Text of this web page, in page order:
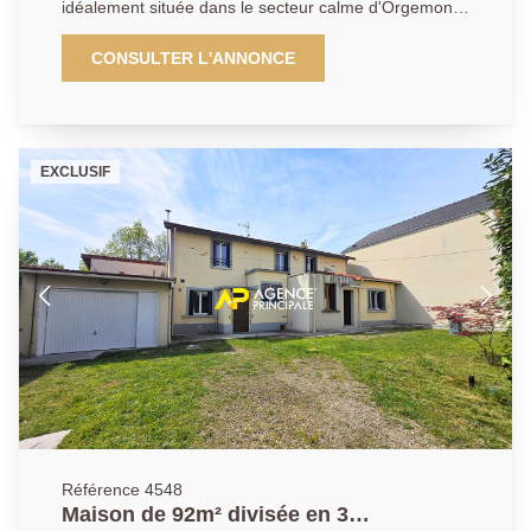
idéalement située dans le secteur calme d'Orgemont
à Argenteuil, à proximité de nombreux commerces
d'espaces verts et d'établissements scolaires . D'une
surface de 54 m², elle comprend 3 pièces dont 2
qu'une véranda de 13m². Le terrain de 198 m² offre
un extérieur agréable, avec une terrasse et un
stationnement extérieur pouvant accueillir 2 véhicules
Pour plus d'information n'hésitez pas à nous contacter
!!! AP:0134341212
CONSULTER L'ANNONCE
EXCLUSIF
Référence 4548
Maison de 92m² divisée en 3